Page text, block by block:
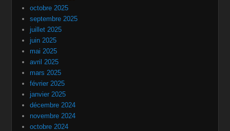
octobre 2025
septembre 2025
juillet 2025
juin 2025
mai 2025
avril 2025
mars 2025
février 2025
janvier 2025
décembre 2024
novembre 2024
octobre 2024